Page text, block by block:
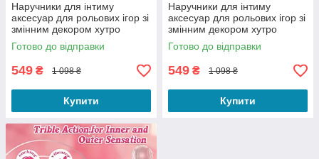
Наручники для інтиму
аксесуар для рольових ігор зі
змінним декором хутро
червоне розмір
універсальний
Готово до відправки
549 ₴ 1 098 ₴
Купити
Наручники для інтиму
аксесуар для рольових ігор зі
змінним декором хутро
рожеве розмір універсальний
Готово до відправки
549 ₴ 1 098 ₴
Купити